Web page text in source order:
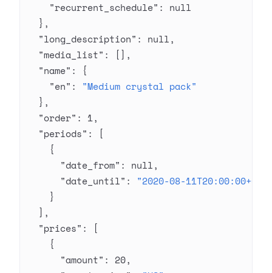
    "recurrent_schedule"
: null
  },
  "long_description"
: null,
  "media_list"
: [],
  "name"
: {
    "en"
: "Medium crystal pack"
  },
  "order"
: 1,
  "periods"
: [
    {
      "date_from"
: null,
      "date_until"
: "2020-08-
    }
  ],
  "prices"
: [
    {
      "amount"
: 20,